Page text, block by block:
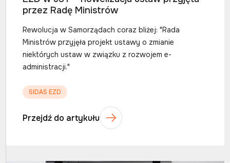
przez Radę Ministrów
Rewolucja w Samorządach coraz bliżej: "Rada
Ministrów przyjęła projekt ustawy o zmianie
niektórych ustaw w związku z rozwojem e-
administracji."
SIDAS EZD
Przejdź do artykułu